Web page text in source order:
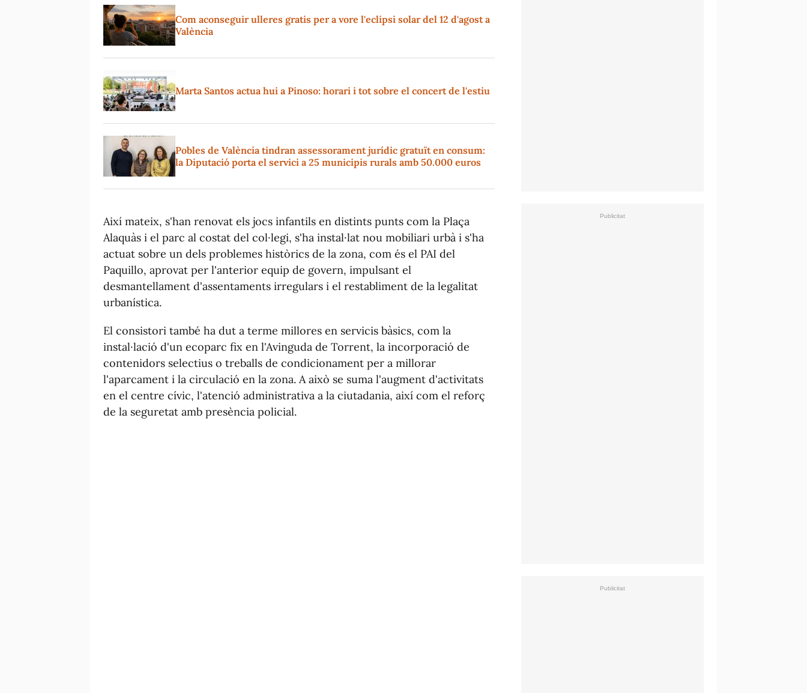
Com aconseguir ulleres gratis per a vore l'eclipsi solar del 12 d'agost a
València
Marta Santos actua hui a Pinoso: horari i tot sobre el concert de l'estiu
Pobles de València tindran assessorament jurídic gratuït en consum:
la Diputació porta el servici a 25 municipis rurals amb 50.000 euros
Així mateix, s'han renovat els jocs infantils en distints punts com la Plaça
Alaquàs i el parc al costat del col·legi, s'ha instal·lat nou mobiliari urbà i s'ha
actuat sobre un dels problemes històrics de la zona, com és el PAI del
Paquillo, aprovat per l'anterior equip de govern, impulsant el
desmantellament d'assentaments irregulars i el restabliment de la legalitat
urbanística.
El consistori també ha dut a terme millores en servicis bàsics, com la
instal·lació d'un ecoparc fix en l'Avinguda de Torrent, la incorporació de
contenidors selectius o treballs de condicionament per a millorar
l'aparcament i la circulació en la zona. A això se suma l'augment d'activitats
en el centre cívic, l'atenció administrativa a la ciutadania, així com el reforç
de la seguretat amb presència policial.